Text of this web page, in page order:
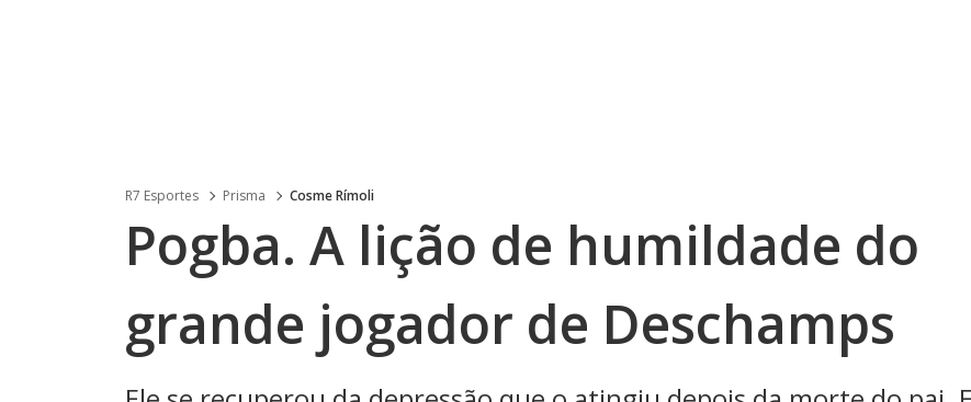
R7 Esportes Prisma Cosme Rímoli
Pogba. A lição de humildade do
grande jogador de Deschamps